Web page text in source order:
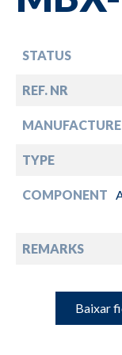
STATUS
REF. NR
MANUFACTURE
TYPE
COMPONENT
REMARKS
Baixar